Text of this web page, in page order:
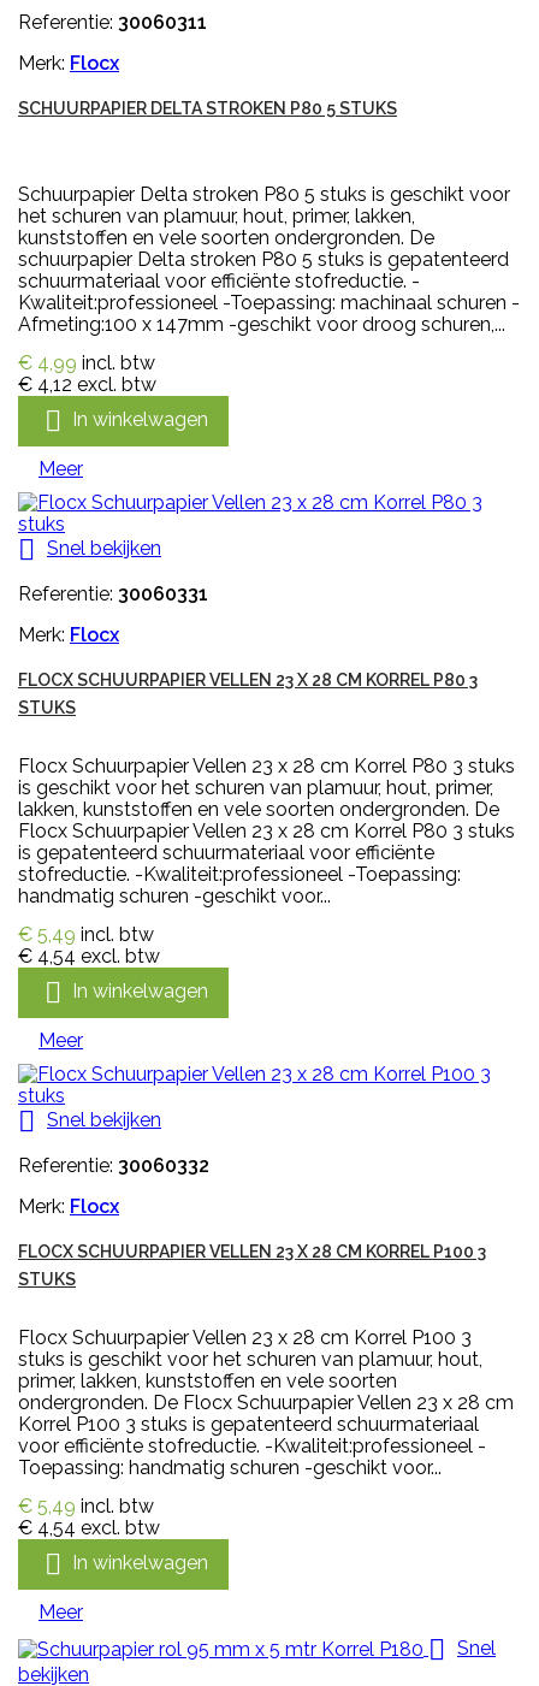
Referentie: 30060311
Merk: Flocx
SCHUURPAPIER DELTA STROKEN P80 5 STUKS
Schuurpapier Delta stroken P80 5 stuks is geschikt voor
het schuren van plamuur, hout, primer, lakken,
kunststoffen en vele soorten ondergronden. De
schuurpapier Delta stroken P80 5 stuks is gepatenteerd
schuurmateriaal voor efficiënte stofreductie. -
Kwaliteit:professioneel -Toepassing: machinaal schuren -
Afmeting:100 x 147mm -geschikt voor droog schuren,...
€ 4,99 incl. btw
€ 4,12 excl. btw
 In winkelwagen
Meer
 Snel bekijken
Referentie: 30060331
Merk: Flocx
FLOCX SCHUURPAPIER VELLEN 23 X 28 CM KORREL P80 3
STUKS
Flocx Schuurpapier Vellen 23 x 28 cm Korrel P80 3 stuks
is geschikt voor het schuren van plamuur, hout, primer,
lakken, kunststoffen en vele soorten ondergronden. De
Flocx Schuurpapier Vellen 23 x 28 cm Korrel P80 3 stuks
is gepatenteerd schuurmateriaal voor efficiënte
stofreductie. -Kwaliteit:professioneel -Toepassing:
handmatig schuren -geschikt voor...
€ 5,49 incl. btw
€ 4,54 excl. btw
 In winkelwagen
Meer
 Snel bekijken
Referentie: 30060332
Merk: Flocx
FLOCX SCHUURPAPIER VELLEN 23 X 28 CM KORREL P100 3
STUKS
Flocx Schuurpapier Vellen 23 x 28 cm Korrel P100 3
stuks is geschikt voor het schuren van plamuur, hout,
primer, lakken, kunststoffen en vele soorten
ondergronden. De Flocx Schuurpapier Vellen 23 x 28 cm
Korrel P100 3 stuks is gepatenteerd schuurmateriaal
voor efficiënte stofreductie. -Kwaliteit:professioneel -
Toepassing: handmatig schuren -geschikt voor...
€ 5,49 incl. btw
€ 4,54 excl. btw
 In winkelwagen
Meer
 Snel
bekijken